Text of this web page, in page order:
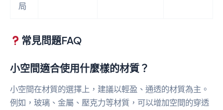
局
常見問題FAQ
小空間適合使用什麼樣的材質？
小空間在材質的選擇上，建議以輕盈、通透的材質為主。
例如，玻璃、金屬、壓克力等材質，可以增加空間的穿透